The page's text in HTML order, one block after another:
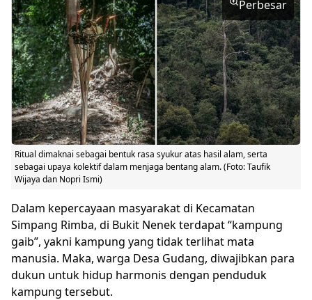
Perbesar
Ritual dimaknai sebagai bentuk rasa syukur atas hasil alam, serta
sebagai upaya kolektif dalam menjaga bentang alam. (Foto: Taufik
Wijaya dan Nopri Ismi)
Dalam kepercayaan masyarakat di Kecamatan
Simpang Rimba, di Bukit Nenek terdapat “kampung
gaib”, yakni kampung yang tidak terlihat mata
manusia. Maka, warga Desa Gudang, diwajibkan para
dukun untuk hidup harmonis dengan penduduk
kampung tersebut.